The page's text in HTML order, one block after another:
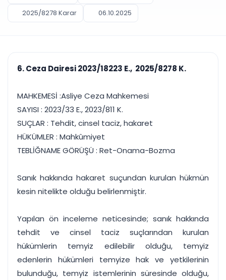
PLANLAMA & TAKİP
Pano ve Takip
Duruşma ve görev
takvimi
Bildirim
Süreleri asla kaçırmayın
takibi
Tek panelde uçtan uca yönetim
UYAP & UETS entegrasyonundan finansa, hepsi bir arada.
Tüm özellikleri inceleyin Ücretsiz Başlayın
2025/8278 Karar
06.10.2025
6. Ceza Dairesi 2023/18223 E., 2025/8278 K.
MAHKEMESİ :Asliye Ceza Mahkemesi
SAYISI : 2023/33 E., 2023/811 K.
SUÇLAR : Tehdit, cinsel taciz, hakaret
HÜKÜMLER : Mahkûmiyet
TEBLİĞNAME GÖRÜŞÜ : Ret-Onama-Bozma
Sanık hakkında hakaret suçundan kurulan hükmün
kesin nitelikte olduğu belirlenmiştir.
Yapılan ön inceleme neticesinde; sanık hakkında
tehdit ve cinsel taciz suçlarından kurulan
hükümlerin temyiz edilebilir olduğu, temyiz
edenlerin hükümleri temyize hak ve yetkilerinin
bulunduğu, temyiz istemlerinin süresinde olduğu,